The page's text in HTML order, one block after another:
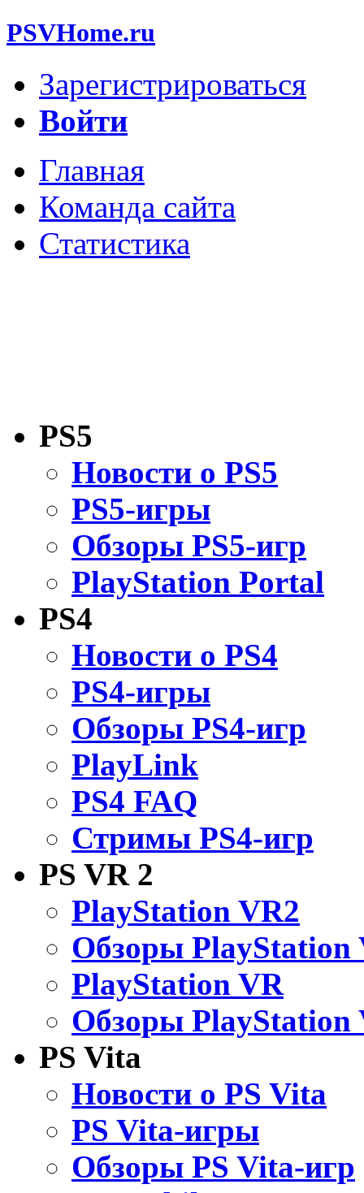
PSVHome.ru
Зарегистрироваться
Войти
Главная
Команда сайта
Статистика
PS5
Новости о PS5
PS5-игры
Обзоры PS5-игр
PlayStation Portal
PS4
Новости о PS4
PS4-игры
Обзоры PS4-игр
PlayLink
PS4 FAQ
Стримы PS4-игр
PS VR 2
PlayStation VR2
Обзоры PlayStation
PlayStation VR
Обзоры PlayStation
PS Vita
Новости о PS Vita
PS Vita-игры
Обзоры PS Vita-игр